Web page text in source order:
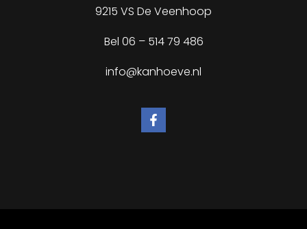
9215 VS De Veenhoop
Bel 06 – 514 79 486
info@kanhoeve.nl